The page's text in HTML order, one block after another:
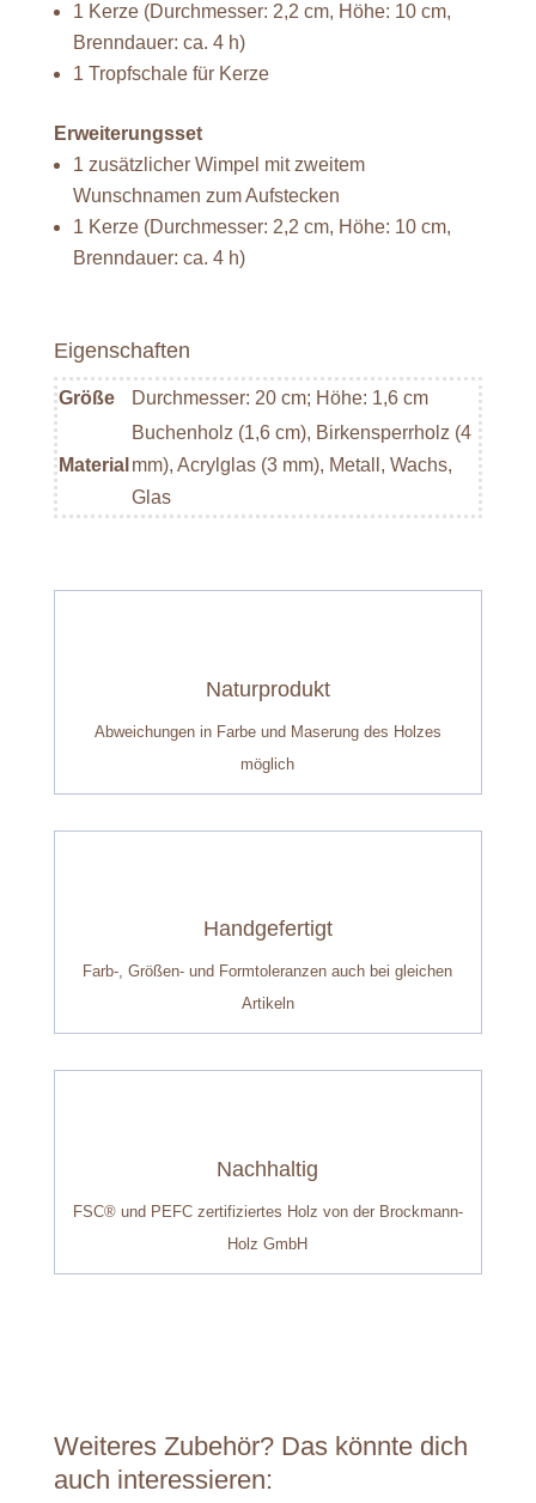
1 Kerze (Durchmesser: 2,2 cm, Höhe: 10 cm,
Brenndauer: ca. 4 h)
1 Tropfschale für Kerze
Erweiterungsset
1 zusätzlicher Wimpel mit zweitem
Wunschnamen zum Aufstecken
1 Kerze (Durchmesser: 2,2 cm, Höhe: 10 cm,
Brenndauer: ca. 4 h)
Eigenschaften
Größe Durchmesser: 20 cm; Höhe: 1,6 cm
Material
Buchenholz (1,6 cm), Birkensperrholz (4
mm), Acrylglas (3 mm), Metall, Wachs,
Glas
Naturprodukt
Abweichungen in Farbe und Maserung des Holzes
möglich
Handgefertigt
Farb-, Größen- und Formtoleranzen auch bei gleichen
Artikeln
Nachhaltig
FSC® und PEFC zertifiziertes Holz von der Brockmann-
Holz GmbH
Weiteres Zubehör? Das könnte dich
auch interessieren: